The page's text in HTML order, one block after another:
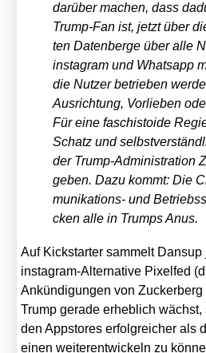
dar­über machen, dass
Trump-Fan ist, jetzt über
ten Daten­ber­ge über alle
insta­gram und Whats­app
die Nut­zer betrie­ben
Aus­rich­tung, Vor­lie­ben
Für eine faschis­to­ide
Schatz und
der Trump-Admi­nis­tra­ti­on
geben. Dazu kommt: Die
mu­ni­ka­ti­ons- und
cken alle in Trumps Anus.
Auf Kick­star­ter sam­melt
insta­gram-Alter­na­ti­ve Pixel­fed
Ankün­di­gun­gen von
Trump gera­de erheb­lich
den Apps­to­res erfolg­rei­cher als
einen wei­ter­ent­wi­ckeln zu